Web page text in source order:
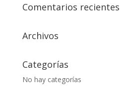
Comentarios recientes
Archivos
Categorías
No hay categorías